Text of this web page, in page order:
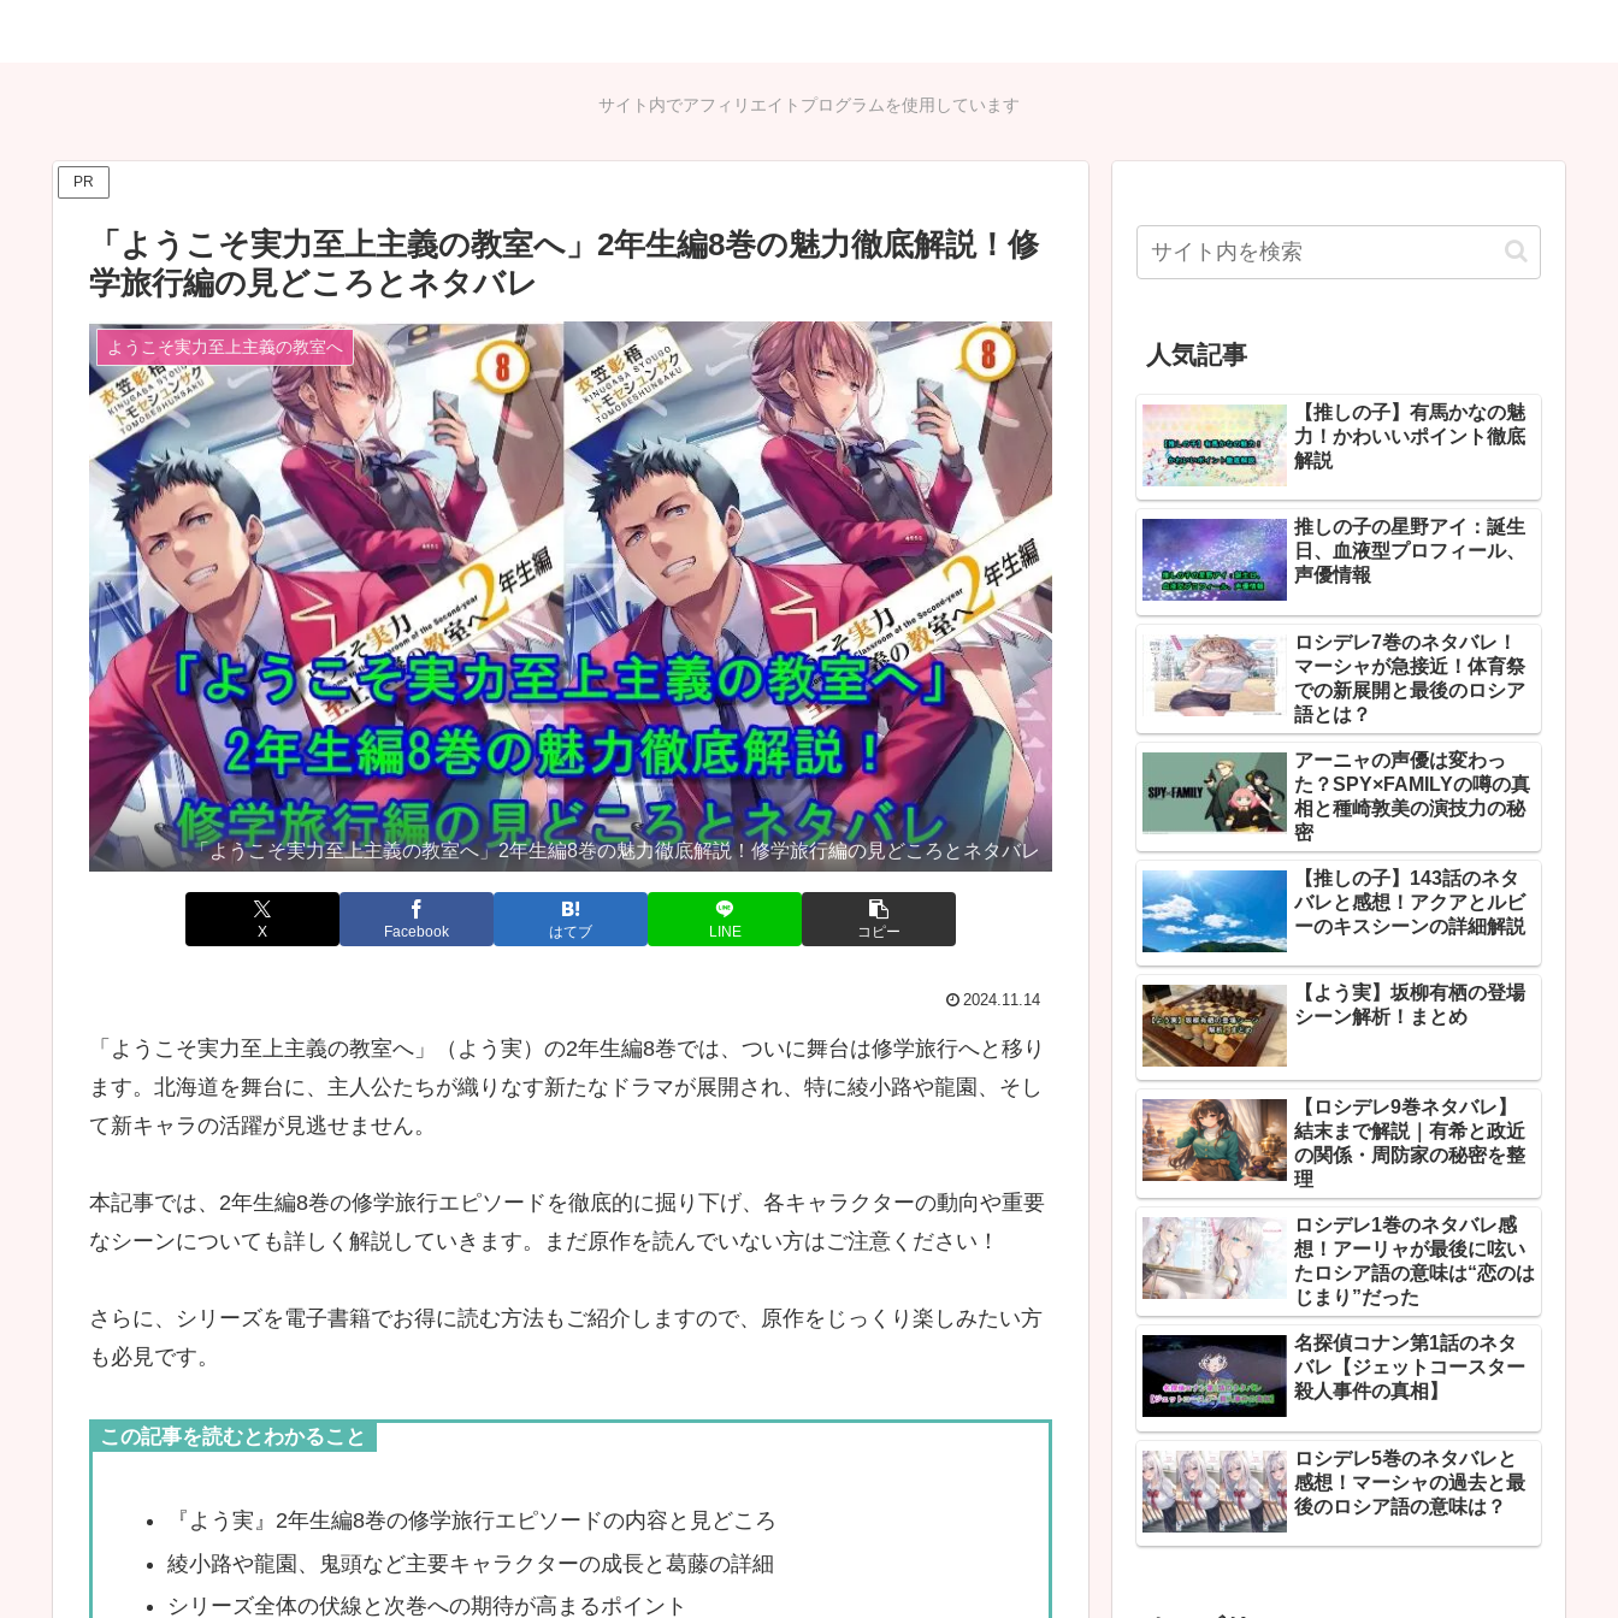
サイト内でアフィリエイトプログラムを使用しています
PR
「ようこそ実力至上主義の教室へ」2年生編8巻の魅力徹底解説！修
学旅行編の見どころとネタバレ
ようこそ実力至上主義の教室へ
「ようこそ実力至上主義の教室へ」2年生編8巻の魅力徹底解説！修学旅行編の見どころとネタバレ
X Facebook はてブ LINE コピー
2024.11.14
「ようこそ実力至上主義の教室へ」（よう実）の2年生編8巻では、ついに舞台は修学旅行へと移り
ます。北海道を舞台に、主人公たちが織りなす新たなドラマが展開され、特に綾小路や龍園、そし
て新キャラの活躍が見逃せません。
本記事では、2年生編8巻の修学旅行エピソードを徹底的に掘り下げ、各キャラクターの動向や重要
なシーンについても詳しく解説していきます。まだ原作を読んでいない方はご注意ください！
さらに、シリーズを電子書籍でお得に読む方法もご紹介しますので、原作をじっくり楽しみたい方
も必見です。
この記事を読むとわかること
『よう実』2年生編8巻の修学旅行エピソードの内容と見どころ
綾小路や龍園、鬼頭など主要キャラクターの成長と葛藤の詳細
シリーズ全体の伏線と次巻への期待が高まるポイント
人気記事
【推しの子】有馬かなの魅
力！かわいいポイント徹底
解説
推しの子の星野アイ：誕生
日、血液型プロフィール、
声優情報
ロシデレ7巻のネタバレ！
マーシャが急接近！体育祭
での新展開と最後のロシア
語とは？
アーニャの声優は変わっ
た？SPY×FAMILYの噂の真
相と種崎敦美の演技力の秘
密
【推しの子】143話のネタ
バレと感想！アクアとルビ
ーのキスシーンの詳細解説
【よう実】坂柳有栖の登場
シーン解析！まとめ
【ロシデレ9巻ネタバレ】
結末まで解説｜有希と政近
の関係・周防家の秘密を整
理
ロシデレ1巻のネタバレ感
想！アーリャが最後に呟い
たロシア語の意味は“恋のは
じまり”だった
名探偵コナン第1話のネタ
バレ【ジェットコースター
殺人事件の真相】
ロシデレ5巻のネタバレと
感想！マーシャの過去と最
後のロシア語の意味は？